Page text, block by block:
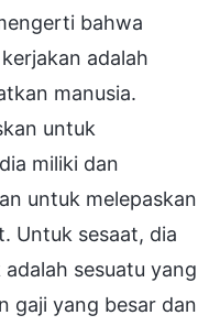
bahwa
adalah
manusia.
untuk
miliki dan
untuk melepaskan
Untuk sesaat, dia
sesuatu yang
gaji yang besar dan